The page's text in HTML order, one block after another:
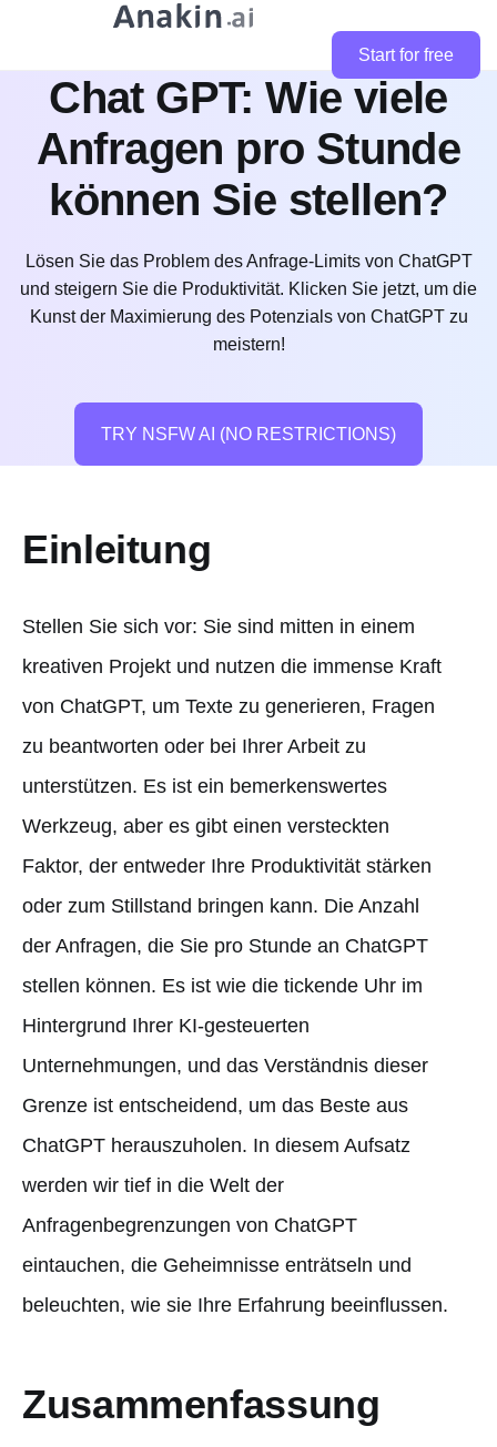
Start for free
Chat GPT: Wie viele
Anfragen pro Stunde
können Sie stellen?
Lösen Sie das Problem des Anfrage-Limits von ChatGPT
und steigern Sie die Produktivität. Klicken Sie jetzt, um die
Kunst der Maximierung des Potenzials von ChatGPT zu
meistern!
TRY NSFW AI (NO RESTRICTIONS)
Einleitung
Stellen Sie sich vor: Sie sind mitten in einem
kreativen Projekt und nutzen die immense Kraft
von ChatGPT, um Texte zu generieren, Fragen
zu beantworten oder bei Ihrer Arbeit zu
unterstützen. Es ist ein bemerkenswertes
Werkzeug, aber es gibt einen versteckten
Faktor, der entweder Ihre Produktivität stärken
oder zum Stillstand bringen kann. Die Anzahl
der Anfragen, die Sie pro Stunde an ChatGPT
stellen können. Es ist wie die tickende Uhr im
Hintergrund Ihrer KI-gesteuerten
Unternehmungen, und das Verständnis dieser
Grenze ist entscheidend, um das Beste aus
ChatGPT herauszuholen. In diesem Aufsatz
werden wir tief in die Welt der
Anfragenbegrenzungen von ChatGPT
eintauchen, die Geheimnisse enträtseln und
beleuchten, wie sie Ihre Erfahrung beeinflussen.
Zusammenfassung